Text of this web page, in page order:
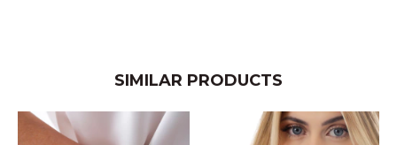
SIMILAR PRODUCTS